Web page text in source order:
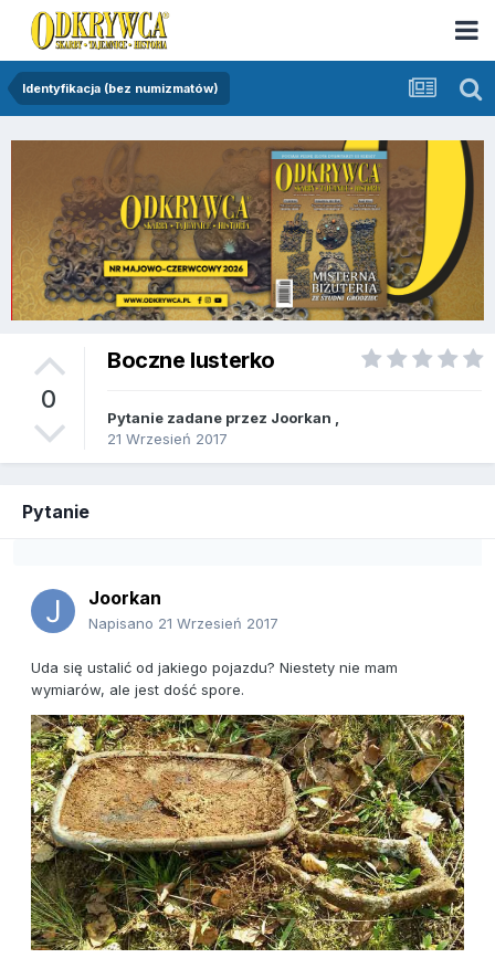
Identyfikacja (bez numizmatów)
0
Boczne lusterko
Pytanie zadane przez Joorkan
21 Wrzesień 2017
Pytanie
Joorkan
Napisano 21 Wrzesień 2017
Uda się ustalić od jakiego pojazdu? Niestety nie mam
wymiarów, ale jest dość spore.